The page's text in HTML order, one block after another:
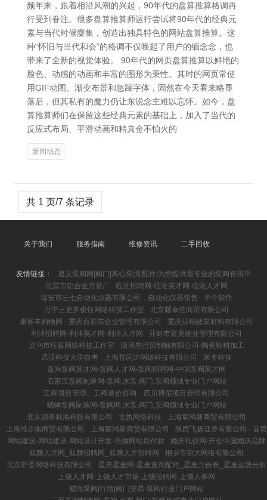
频年来，跟着相沿风潮的兴起，90年代的盘算推算格调再
行受到眷注。很多盘算推算师运行尝试将90年代的经典元
素与当代时候麇集，创造出独具特色的网站盘算推算。这
种“怀旧与当代和会”的格调不仅唤起了用户的缅念念，也
带来了全新的视觉体验。 90年代的网页盘算推算以鲜艳的
脸色、动感的动画和丰富的图形为秉性。其时的网页常使
用GIF动图、渐变布景和急躁字体，固然在今天看来略显
落后，但其私有的魔力仍让东说念主难以忘怀。如今，盘
算推算师们在保留这些经典元素的基础上，加入了当代的
反应式布局、平滑动画和精真金不怕火的
新闻动态
共 1 页/7 条记录
关于我们 服务指南 维修资讯 二手回收
友情链接：
遵义泵阀网|阀门|离心泵|泵配件|为您提供最专业的泵阀资讯平
北票市铝合金方管厂
临沧招聘网-临沧英才网-临沧人才网
瑞安市三七自动化仪器有限公司，自动化仪器销售
半个软件
万宁三更罗俊钰网络科技工作室
北京耀泰信商贸有限公司
康客丰购物网 - 重庆百彩东企业管理有限公司
重庆莎锦建筑材料有限公司
利津招聘网-利津英才网-利津人才网
开封市富奥物业管理有限公司
义乌市珏客网络科技工作室
淄博星巴贝制釉有限公司-陶瓷釉料加工
武汉科技大学自考
上海苔闪沪网络科技有限公司
米卡科技
嘉兴泵阀英才网-泵阀人才网-泵阀招聘网-中国泵阀英才网
石家庄泵阀制造网-泵阀,水泵,阀门,泵阀领域专业门户网站
工程项目管理、工程造价咨询、四川博尼项目管理有限公司
蟋蟀泵阀制造网-泵阀网,水泵,阀门,泵阀领域专业门户网站
北京源希林海科技有限公司
北执网络科技
上海宸鸿新商贸有限公司
上海维亦衡商贸有限公司
上海宸鸿新商贸有限公司
陕西飞扬证券有限公司 - 首页
网站建设-网站建设-网站设计开发-先做网站后付款
婚庆礼仪网-开创中国婚庆品牌
双牌人才网_双牌招聘网_双牌人才招聘网
桐乡市宙大网络有限公司
北京舒香网络科技有限公司
星亮星座网-星座查询配对_星座月份表_星座运势分析
上饶人才网-上饶人才市场-上饶招聘网-上饶人事网
威海泵阀|行情|阀门交易-泵阀行业门户网站